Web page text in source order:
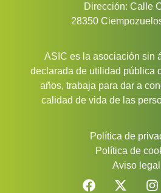
Dirección: Calle
28350
ASIC es la asociación sin
declarada de utilidad pública
años, trabaja para dar a
calidad de vida de las
Política de
Política de
Aviso legal